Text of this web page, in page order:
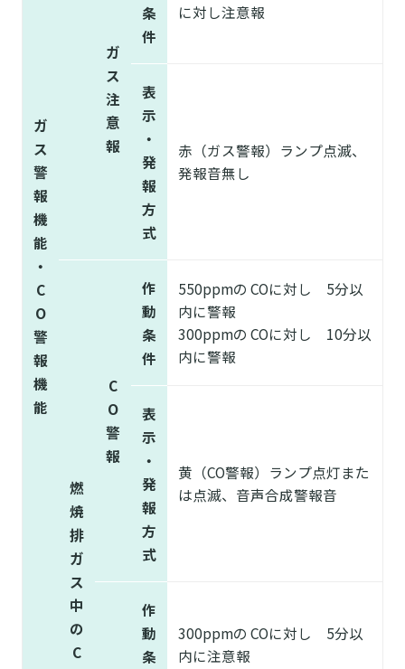
ガ
ス
警
報
機
能
・
C
O
警
報
機
能
ガ
ス
注
意
報
条
件
に対し注意報
表
示
・
発
報
方
式
赤（ガス警報）ランプ点滅、
発報音無し
燃
焼
排
ガ
ス
中
の
C
C
O
警
報
作
動
条
件
550ppmの COに対し 5分以
内に警報
300ppmの COに対し 10分以
内に警報
表
示
・
発
報
方
式
黄（CO警報）ランプ点灯また
は点滅、音声合成警報音
作
動
条
300ppmの COに対し 5分以
内に注意報